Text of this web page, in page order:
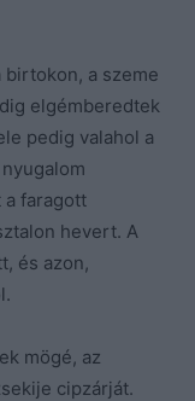
birtokon, a szeme
elgémberedtek
pedig valahol a
a faragott
hevert. A
és azon,
mögé, az
cipzárját.